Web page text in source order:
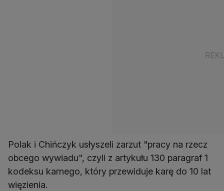
Polak i Chińczyk usłyszeli zarzut "pracy na rzecz
obcego wywiadu", czyli z artykułu 130 paragraf 1
kodeksu karnego, który przewiduje karę do 10 lat
więzienia.